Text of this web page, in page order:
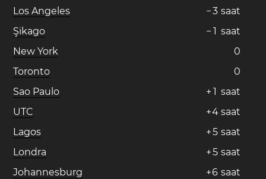
Los Angeles −3 saat
Şikago
− 1 saat
New York
0
Toronto
0
Sao Paulo
+ 1 saat
UTC
+4 saat
Lagos
+5 saat
Londra
+5 saat
Johannesburg
+6 saat